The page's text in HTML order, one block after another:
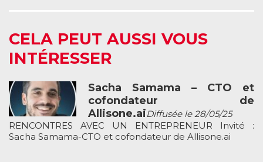
CELA PEUT AUSSI VOUS
INTÉRESSER
Sacha Samama – CTO et
cofondateur de
Allisone.aiDiffusée le 28/05/25
RENCONTRES AVEC UN ENTREPRENEUR Invité :
Sacha Samama-CTO et cofondateur de Allisone.ai